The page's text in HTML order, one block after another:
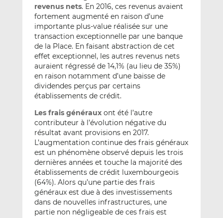
revenus nets. En 2016, ces revenus avaient
fortement augmenté en raison d’une
importante plus-value réalisée sur une
transaction exceptionnelle par une banque
de la Place. En faisant abstraction de cet
effet exceptionnel, les autres revenus nets
auraient régressé de 14,1% (au lieu de 35%)
en raison notamment d’une baisse de
dividendes perçus par certains
établissements de crédit.
Les frais générauxont été l’autre
contributeur à l’évolution négative du
résultat avant provisions en 2017.
L’augmentation continue des frais généraux
est un phénomène observé depuis les trois
dernières années et touche la majorité des
établissements de crédit luxembourgeois
(64%). Alors qu’une partie des frais
généraux est due à des investissements
dans de nouvelles infrastructures, une
partie non négligeable de ces frais est